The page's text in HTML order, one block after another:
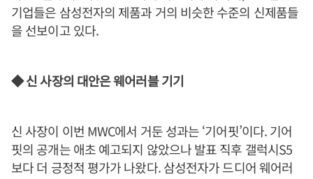
기업들은 삼성전자의 제품과 거의 비슷한 수준의 신제품들
을 선보이고 있다.
◆ 신 사장의 대안은 웨어러블 기기
신 사장이 이번 MWC에서 거둔 성과는 ‘기어핏’이다. 기어
핏의 공개는 애초 예고되지 않았으나 발표 직후 갤럭시S5
보다 더 긍정적 평가가 나왔다. 삼성전자가 드디어 웨어러